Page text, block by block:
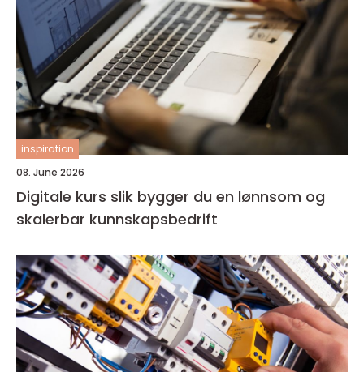
inspiration
08. June 2026
Digitale kurs slik bygger du en lønnsom og
skalerbar kunnskapsbedrift